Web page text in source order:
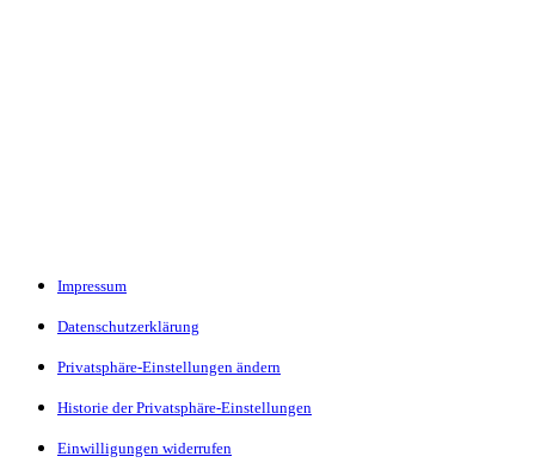
Impressum
Datenschutzerklärung
Privatsphäre-Einstellungen ändern
Historie der Privatsphäre-Einstellungen
Einwilligungen widerrufen